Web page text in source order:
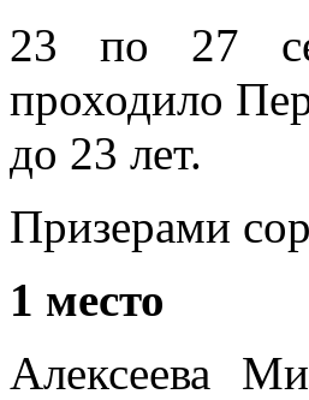
23 по 27
проходило
до 23 лет.
Призерами
1 место
Алексеева